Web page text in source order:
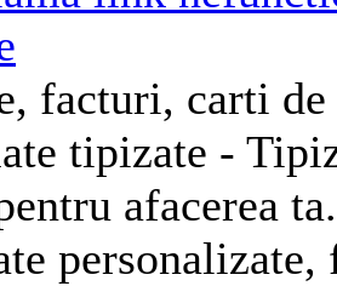
, facturi, carti
tipizate -
afacerea
personalizate,